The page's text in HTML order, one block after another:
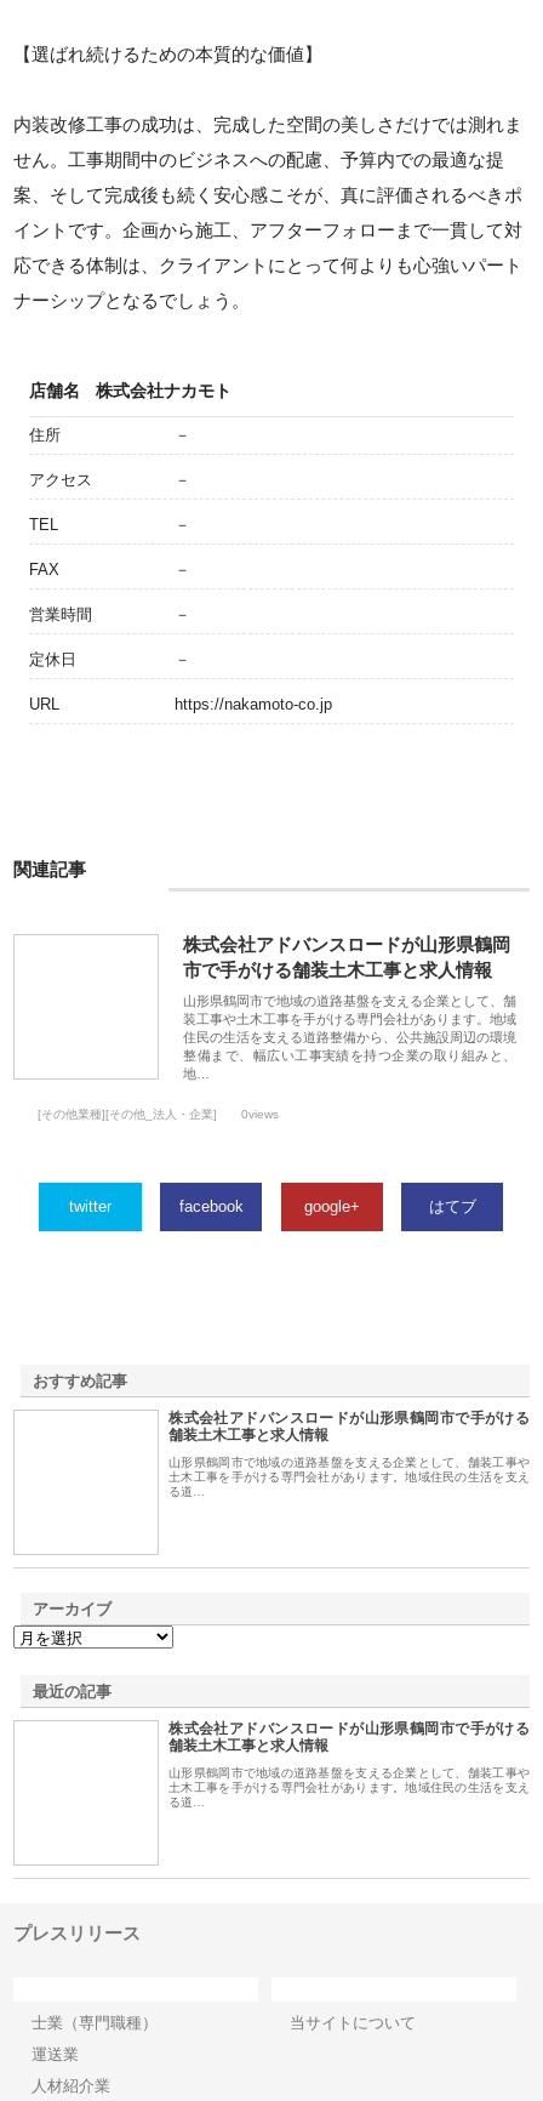
【選ばれ続けるための本質的な価値】
内装改修工事の成功は、完成した空間の美しさだけでは測れま
せん。工事期間中のビジネスへの配慮、予算内での最適な提
案、そして完成後も続く安心感こそが、真に評価されるべきポ
イントです。企画から施工、アフターフォローまで一貫して対
応できる体制は、クライアントにとって何よりも心強いパート
ナーシップとなるでしょう。
店舗名 株式会社ナカモト
住所 －
アクセス －
TEL －
FAX －
営業時間 －
定休日 －
URL https://nakamoto-co.jp
関連記事
株式会社アドバンスロードが山形県鶴岡
市で手がける舗装土木工事と求人情報
山形県鶴岡市で地域の道路基盤を支える企業として、舗
装工事や土木工事を手がける専門会社があります。地域
住民の生活を支える道路整備から、公共施設周辺の環境
整備まで、幅広い工事実績を持つ企業の取り組みと、
地…
[その他業種][その他_法人・企業] 0views
twitter facebook google+ はてブ
おすすめ記事
株式会社アドバンスロードが山形県鶴岡市で手がける
舗装土木工事と求人情報
山形県鶴岡市で地域の道路基盤を支える企業として、舗装工事や
土木工事を手がける専門会社があります。地域住民の生活を支え
る道…
アーカイブ
最近の記事
株式会社アドバンスロードが山形県鶴岡市で手がける
舗装土木工事と求人情報
山形県鶴岡市で地域の道路基盤を支える企業として、舗装工事や
土木工事を手がける専門会社があります。地域住民の生活を支え
る道…
プレスリリース
士業（専門職種）
運送業
人材紹介業
当サイトについて